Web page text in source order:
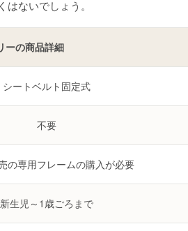
ないでしょう。
の商品詳細
シートベルト固定式
不要
の専用フレームの購入が必要
新生児～1歳ごろまで